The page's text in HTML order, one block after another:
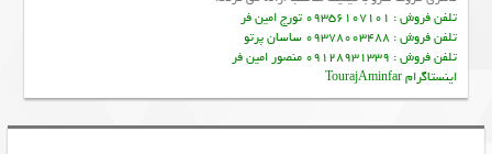
تلفن فروش : 09356107101 تورج امین فر
تلفن فروش : 09378003488 ساسان پرتو
تلفن فروش : 09128931339 منصور امین فر
اینستاگرام TourajAminfar